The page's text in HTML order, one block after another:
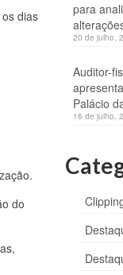
dias
do
para
20 de julho,
Auditor-
Palácio
16 de julho,